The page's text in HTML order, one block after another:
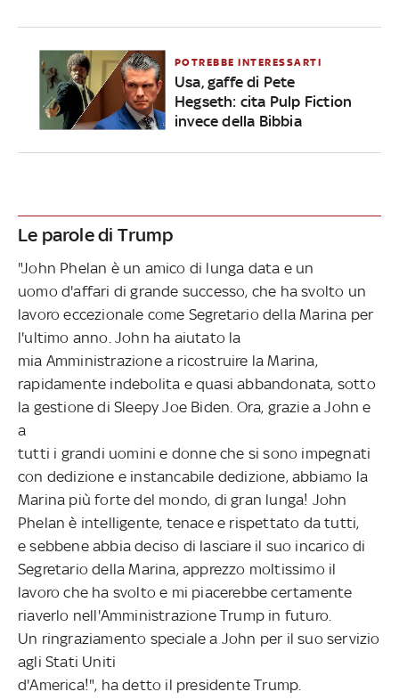
POTREBBE INTERESSARTI
Usa, gaffe di Pete
Hegseth: cita Pulp Fiction
invece della Bibbia
Le parole di Trump
"John Phelan è un amico di lunga data e un
uomo d'affari di grande successo, che ha svolto un
lavoro eccezionale come Segretario della Marina per
l'ultimo anno. John ha aiutato la
mia Amministrazione a ricostruire la Marina,
rapidamente indebolita e quasiabbandonata, sotto
la gestione di Sleepy Joe Biden. Ora, grazie a John e
a
tutti i grandi uomini e donne che si sono impegnati
con dedizione e instancabile dedizione, abbiamo la
Marina più forte del mondo, di gran lunga! John
Phelan è intelligente, tenace e rispettato da tutti,
e sebbene abbia deciso di lasciare il suo incarico di
Segretario della Marina, apprezzo moltissimo il
lavoro che ha svolto e mi piacerebbe certamente
riaverlo nell'Amministrazione Trump in futuro.
Un ringraziamento speciale a John per il suo servizio
agli Stati Uniti
d'America!", ha detto il presidente Trump.